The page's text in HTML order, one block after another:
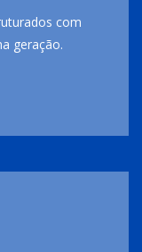
com
geração.